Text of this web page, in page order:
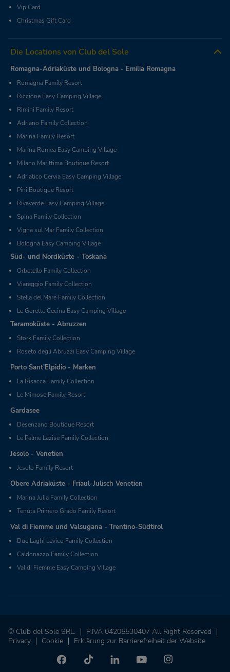
Vip Card
Christmas Gift Card
Die Locations von Club del Sole
Romagna-Adriaküste und Bologna - Emilia Romagna
Romagna Family Resort
Riccione Easy Camping Village
Rimini Family Resort
Adriano Family Collection
Marina Family Resort
Marina Romea Easy Camping Village
Milano Marittima Boutique Resort
Adriatico Cervia Easy Camping Village
Pini Boutique Resort
Rivaverde Easy Camping Village
Spina Family Collection
Vigna sul Mar Family Collection
Bologna Easy Camping Village
Süd- und Nordküste - Toskana
Orbetello Family Collection
Viareggio Family Collection
Stella del Mare Family Collection
Le Gorette Cecina Easy Camping Village
Teramoküste - Abruzzen
Stork Family Collection
Roseto degli Abruzzi Easy Camping Village
Porto Sant’Elpidio - Marken
La Risacca Family Collection
Le Mimose Family Resort
Gardasee
Desenzano Boutique Resort
Le Palme Lazise Family Collection
Jesolo - Venetien
Jesolo Family Resort
Obere Adriaküste - Friaul-Julisch Venetien
Marina Julia Family Collection
Tenuta Primero Grado Family Resort
Val di Fiemme und Valsugana - Trentino-Südtirol
Due Laghi Levico Family Collection
Caldonazzo Family Collection
Val di Fiemme Easy Camping Village
© Club del Sole SRL.
P.IVA 04205530407 All Right Reserved
Privacy
Cookie Erklärung zur Barrierefreiheit der Website